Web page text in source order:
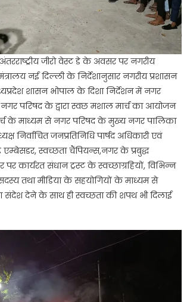
जीरो वेस्ट डे के अवसर पर नगरीय
नई दिल्ली के निर्देशानुसार नगरीय प्रशासन
शासन भोपाल के दिशा निर्देशन में नगर
परिषद के द्वारा स्वछ मशाल मार्च का आयोजन
के माध्यम से नगर परिषद के मुख्य नगर पालिका
निर्वाचित जनप्रतिनिधि पार्षद अधिकारी एवं
एम्बेसडर, स्वच्छता चैंपियन्स,नगर के प्रबुद्ध
पर कार्यरत संधान ट्रस्ट के स्वच्छाग्रहियों, विभिन्न
तथा मीडिया के सहयोगियों के माध्यम से
संदेश देने के साथ ही स्वच्छता की शपथ भी दिलाई